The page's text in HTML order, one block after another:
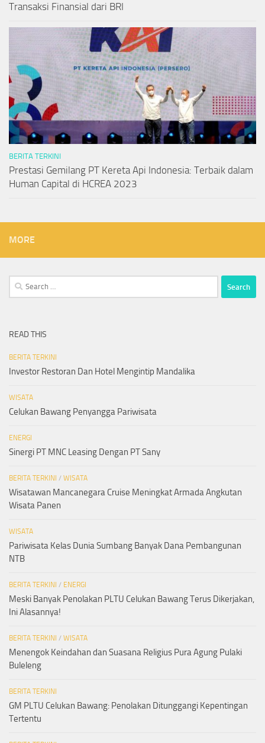
Transaksi Finansial dari BRI
BERITA TERKINI
Prestasi Gemilang PT Kereta Api Indonesia: Terbaik dalam
Human Capital di HCREA 2023
MORE
Search
for:
READ THIS
BERITA TERKINI
Investor Restoran Dan Hotel Mengintip Mandalika
WISATA
Celukan Bawang Penyangga Pariwisata
ENERGI
Sinergi PT MNC Leasing Dengan PT Sany
BERITA TERKINI / WISATA
Wisatawan Mancanegara Cruise Meningkat Armada Angkutan
Wisata Panen
WISATA
Pariwisata Kelas Dunia Sumbang Banyak Dana Pembangunan
NTB
BERITA TERKINI / ENERGI
Meski Banyak Penolakan PLTU Celukan Bawang Terus Dikerjakan,
Ini Alasannya!
BERITA TERKINI / WISATA
Menengok Keindahan dan Suasana Religius Pura Agung Pulaki
Buleleng
BERITA TERKINI
GM PLTU Celukan Bawang: Penolakan Ditunggangi Kepentingan
Tertentu